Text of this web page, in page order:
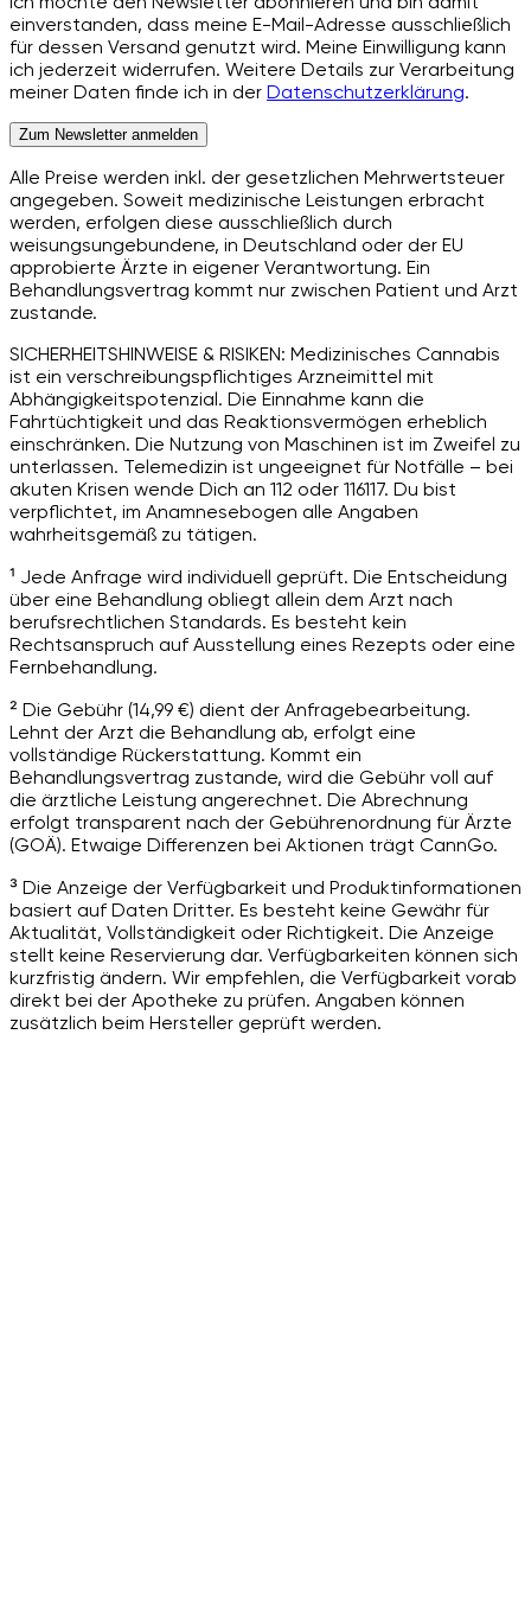
einverstanden, dass meine E-Mail-Adresse ausschließlich
für dessen Versand genutzt wird. Meine Einwilligung kann
ich jederzeit widerrufen. Weitere Details zur Verarbeitung
meiner Daten finde ich in der Datenschutzerklärung.
Zum Newsletter anmelden
Alle Preise werden inkl. der gesetzlichen Mehrwertsteuer
angegeben. Soweit medizinische Leistungen erbracht
werden, erfolgen diese ausschließlich durch
weisungsungebundene, in Deutschland oder der EU
approbierte Ärzte in eigener Verantwortung. Ein
Behandlungsvertrag kommt nur zwischen Patient und Arzt
zustande.
SICHERHEITSHINWEISE & RISIKEN: Medizinisches Cannabis
ist ein verschreibungspflichtiges Arzneimittel mit
Abhängigkeitspotenzial. Die Einnahme kann die
Fahrtüchtigkeit und das Reaktionsvermögen erheblich
einschränken. Die Nutzung von Maschinen ist im Zweifel zu
unterlassen. Telemedizin ist ungeeignet für Notfälle – bei
akuten Krisen wende Dich an 112 oder 116117. Du bist
verpflichtet, im Anamnesebogen alle Angaben
wahrheitsgemäß zu tätigen.
¹ Jede Anfrage wird individuell geprüft. Die Entscheidung
über eine Behandlung obliegt allein dem Arzt nach
berufsrechtlichen Standards. Es besteht kein
Rechtsanspruch auf Ausstellung eines Rezepts oder eine
Fernbehandlung.
² Die Gebühr (14,99 €) dient der Anfragebearbeitung.
Lehnt der Arzt die Behandlung ab, erfolgt eine
vollständige Rückerstattung. Kommt ein
Behandlungsvertrag zustande, wird die Gebühr voll auf
die ärztliche Leistung angerechnet. Die Abrechnung
erfolgt transparent nach der Gebührenordnung für Ärzte
(GOÄ). Etwaige Differenzen bei Aktionen trägt CannGo.
³ Die Anzeige der Verfügbarkeit und Produktinformationen
basiert auf Daten Dritter. Es besteht keine Gewähr für
Aktualität, Vollständigkeit oder Richtigkeit. Die Anzeige
stellt keine Reservierung dar. Verfügbarkeiten können sich
kurzfristig ändern. Wir empfehlen, die Verfügbarkeit vorab
direkt bei der Apotheke zu prüfen. Angaben können
zusätzlich beim Hersteller geprüft werden.